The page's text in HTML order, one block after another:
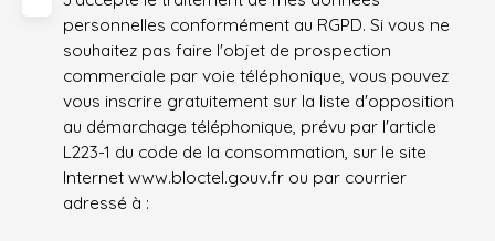
personnelles conformément au RGPD. Si vous ne
souhaitez pas faire l'objet de prospection
commerciale par voie téléphonique, vous pouvez
vous inscrire gratuitement sur la liste d'opposition
au démarchage téléphonique, prévu par l'article
L223-1 du code de la consommation, sur le site
Internet www.bloctel.gouv.fr ou par courrier
adressé à :